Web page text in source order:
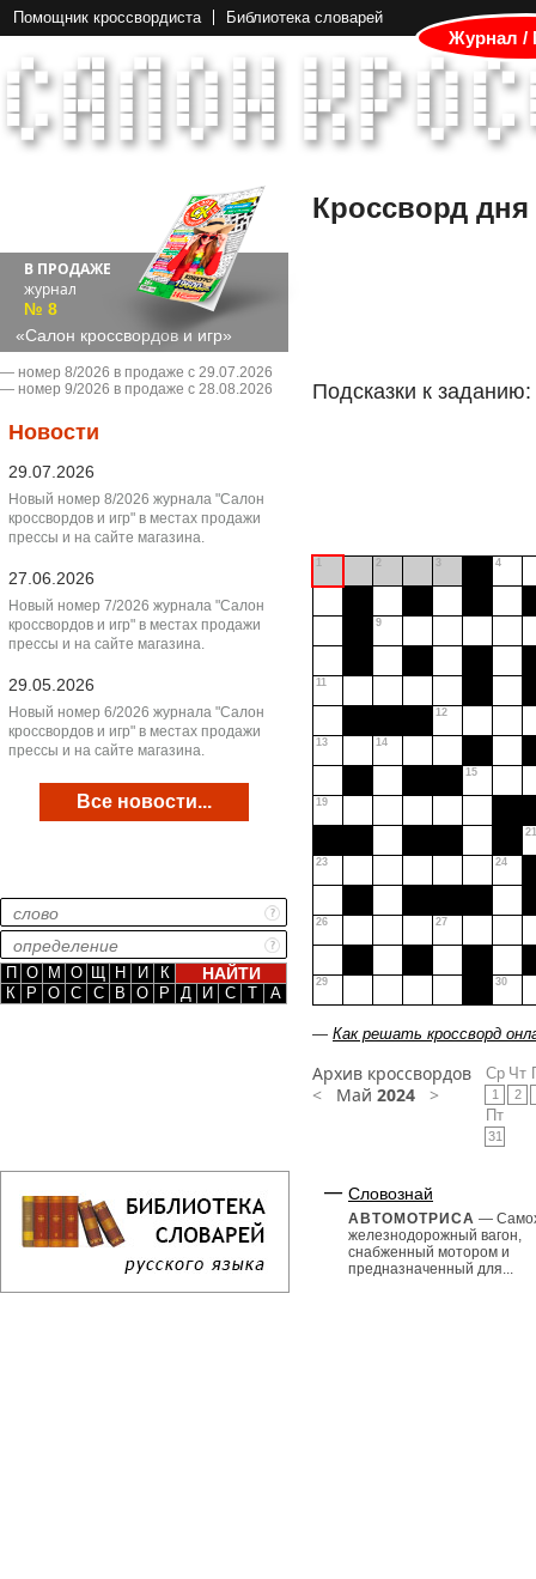
Помощник кроссвордиста Библиотека словарей
Журнал /
В ПРОДАЖЕ
журнал
№ 8
«Салон кроссвордов и игр»
― номер 8/2026 в продаже с 29.07.2026
― номер 9/2026 в продаже с 28.08.2026
Новости
29.07.2026
Новый номер 8/2026 журнала "Салон
кроссвордов и игр" в местах продажи
прессы и на сайте магазина.
27.06.2026
Новый номер 7/2026 журнала "Салон
кроссвордов и игр" в местах продажи
прессы и на сайте магазина.
29.05.2026
Новый номер 6/2026 журнала "Салон
кроссвордов и игр" в местах продажи
прессы и на сайте магазина.
Все новости...
П О М О Щ Н И
К
К
Р О С С В О Р Д И С Т А
Кроссворд дня
Подсказки к заданию:
1 2 3 4
9
11
12
13 14
15
19
21
23 24
26 27
29 30
— Как решать кроссворд
Архив кроссвордов
< Май 2024 >
Ср
1
Чт
2
Пт
31
Словознай
АВТОМОТРИСА —
железнодорожный вагон,
снабженный мотором и
предназначенный для...